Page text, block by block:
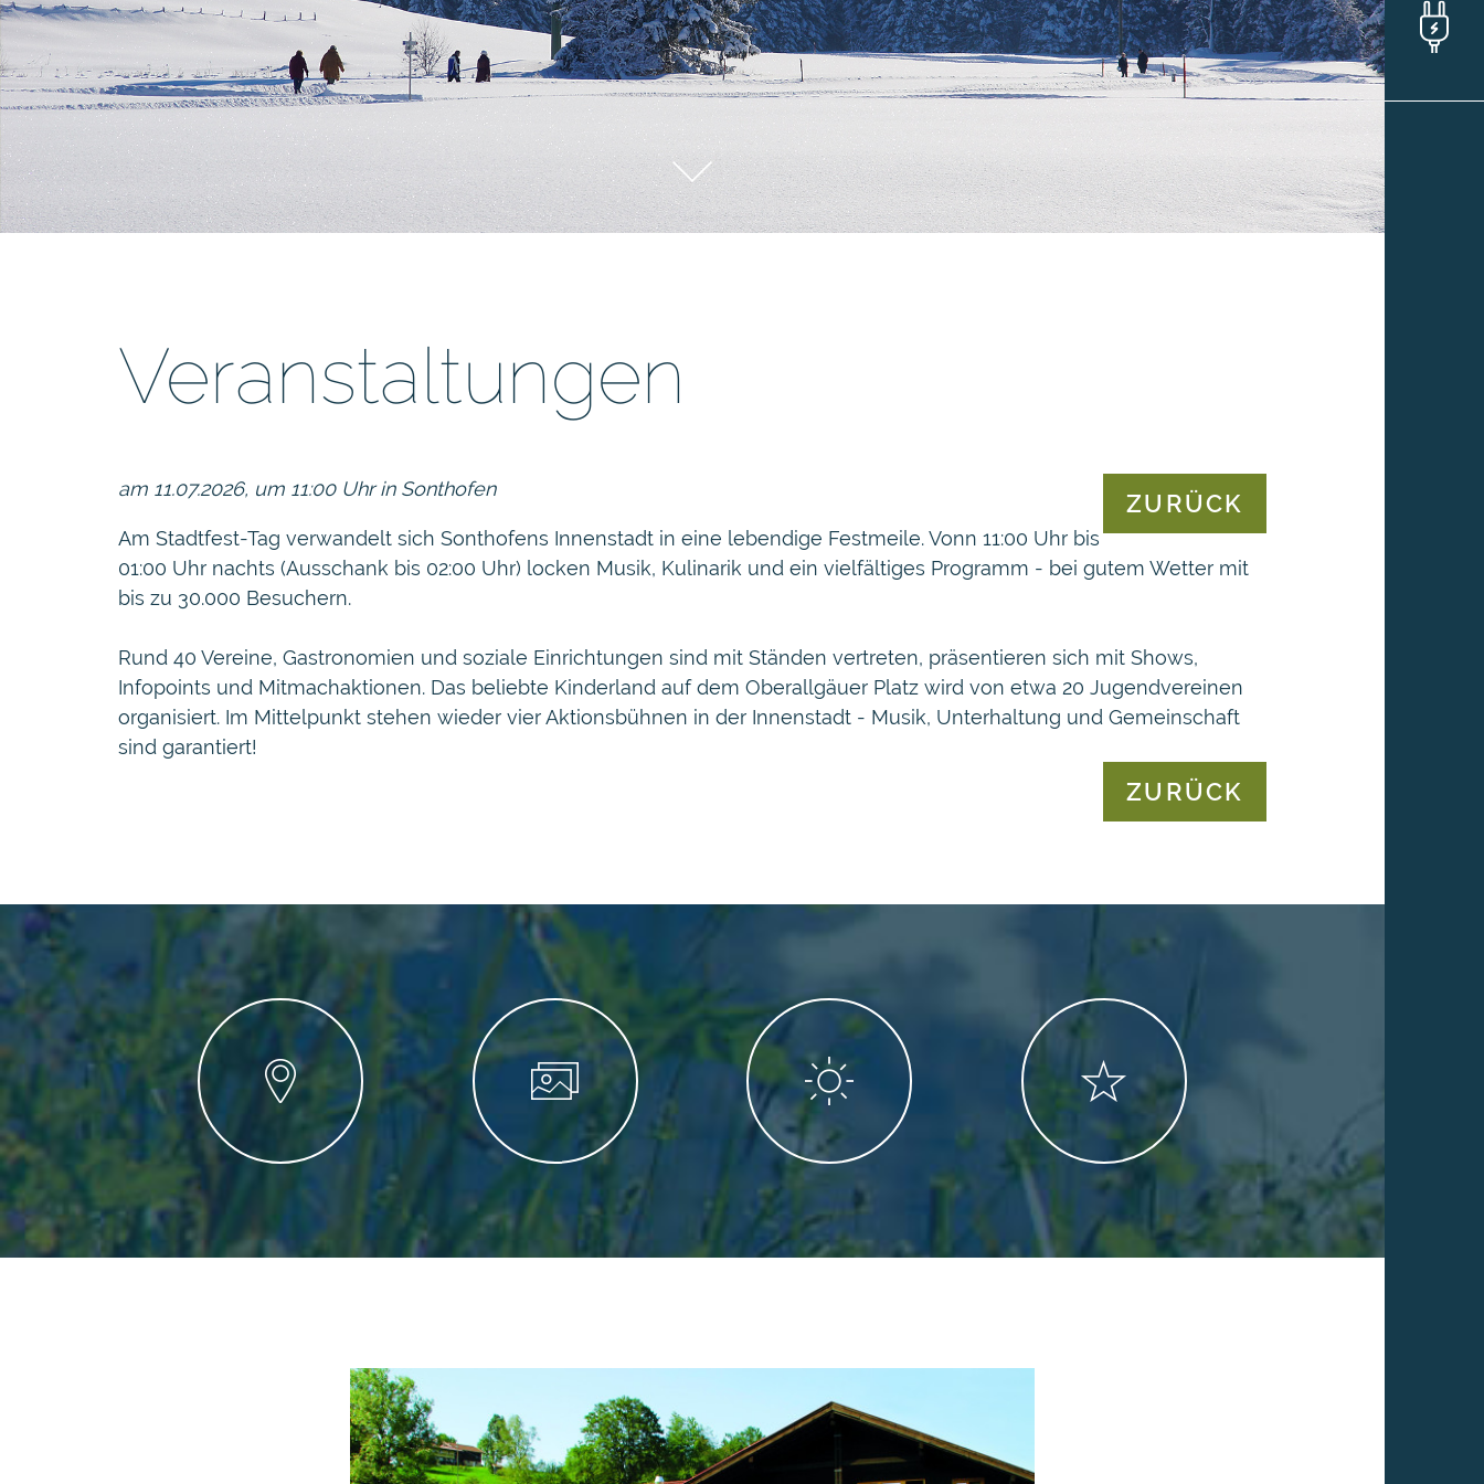
Veranstaltungen
ZURÜCK
am 11.07.2026, um 11:00 Uhr in Sonthofen
Am Stadtfest-Tag verwandelt sich Sonthofens Innenstadt in eine lebendige Festmeile. Vonn 11:00 Uhr bis
01:00 Uhr nachts (Ausschank bis 02:00 Uhr) locken Musik, Kulinarik und ein vielfältiges Programm - bei gutem Wetter mit
bis zu 30.000 Besuchern.
Rund 40 Vereine, Gastronomien und soziale Einrichtungen sind mit Ständen vertreten, präsentieren sich mit Shows,
Infopoints und Mitmachaktionen. Das beliebte Kinderland auf dem Oberallgäuer Platz wird von etwa 20 Jugendvereinen
organisiert. Im Mittelpunkt stehen wieder vier Aktionsbühnen in der Innenstadt - Musik, Unterhaltung und Gemeinschaft
sind garantiert!
ZURÜCK